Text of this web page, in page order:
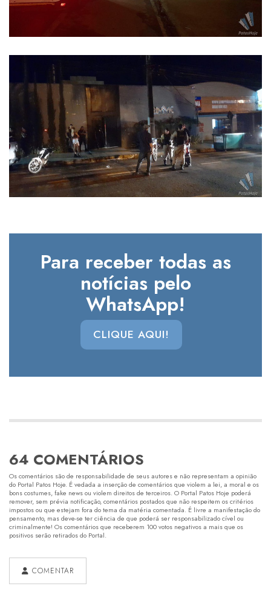
Para receber todas as
notícias pelo
WhatsApp!
CLIQUE AQUI!
64 COMENTÁRIOS
Os comentários são de responsabilidade de seus autores e não representam a opinião
do Portal Patos Hoje. É vedada a inserção de comentários que violem a lei, a moral e os
bons costumes, fake news ou violem direitos de terceiros. O Portal Patos Hoje poderá
remover, sem prévia notificação, comentários postados que não respeitem os critérios
impostos ou que estejam fora do tema da matéria comentada. É livre a manifestação do
pensamento, mas deve-se ter ciência de que poderá ser responsabilizado cível ou
criminalmente! Os comentários que receberem 100 votos negativos a mais que os
positivos serão retirados do Portal.
COMENTAR